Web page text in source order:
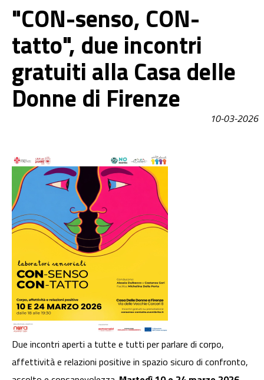
"CON-senso, CON-
tatto", due incontri
gratuiti alla Casa delle
Donne di Firenze
10-03-2026
Due incontri aperti a tutte e tutti per parlare di corpo,
affettività e relazioni positive in spazio sicuro di confronto,